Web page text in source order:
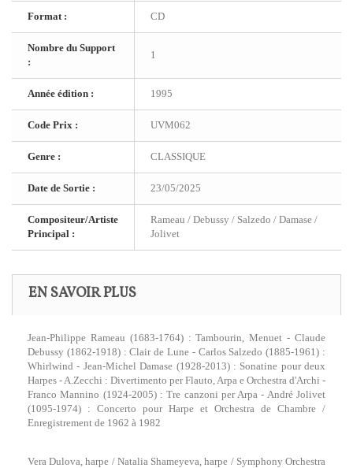
Format : CD
Nombre du Support
:
1
Année édition : 1995
Code Prix : UVM062
Genre : CLASSIQUE
Date de Sortie : 23/05/2025
Compositeur/Artiste
Principal :
Rameau / Debussy / Salzedo / Damase /
Jolivet
EN SAVOIR PLUS
Jean-Philippe Rameau (1683-1764) : Tambourin, Menuet - Claude
Debussy (1862-1918) : Clair de Lune - Carlos Salzedo (1885-1961) :
Whirlwind - Jean-Michel Damase (1928-2013) : Sonatine pour deux
Harpes - A.Zecchi : Divertimento per Flauto, Arpa e Orchestra d'Archi -
Franco Mannino (1924-2005) : Tre canzoni per Arpa - André Jolivet
(1095-1974) : Concerto pour Harpe et Orchestra de Chambre /
Enregistrement de 1962 à 1982
Vera Dulova, harpe / Natalia Shameyeva, harpe / Symphony Orchestra